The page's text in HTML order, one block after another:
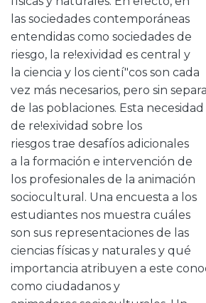
las sociedades contemporáneas
entendidas como sociedades de
riesgo, la re!exividad es central y
la ciencia y los cientí"cos son cada
vez más necesarios, pero sin
de las poblaciones. Esta necesidad
de re!exividad sobre los
riesgos trae desafíos adicionales
a la formación e intervención de
los profesionales de la animación
sociocultural. Una encuesta a los
estudiantes nos muestra cuáles
son sus representaciones de las
ciencias físicas y naturales y qué
importancia atribuyen a este
como ciudadanos y